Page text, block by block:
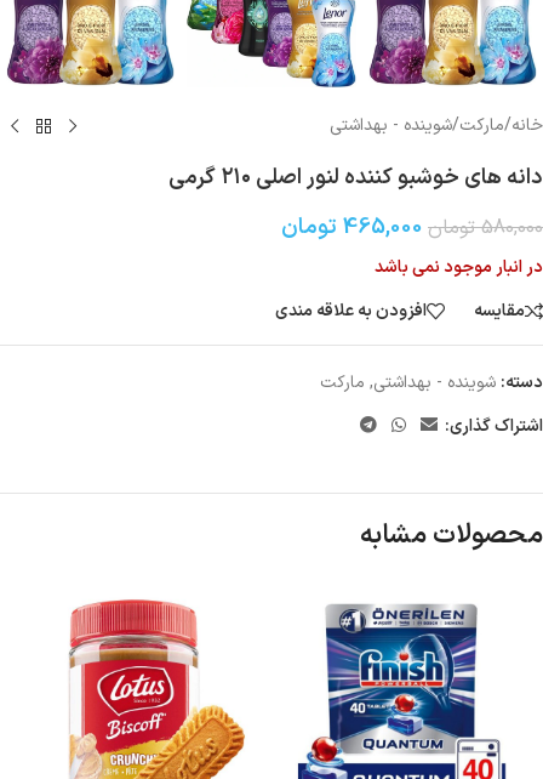
خانه/مارکت/شوینده - بهداشتی
دانه های خوشبو کننده لنور اصلی ۲۱۰ گرمی
580,000 تومان 465,000 تومان
در انبار موجود نمی باشد
مقایسه
افزودن به علاقه مندی
دسته: شوینده - بهداشتی, مارکت
اشتراک گذاری:
محصولات مشابه